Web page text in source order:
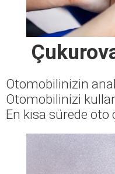
Otomobilinizin
Otomobilinizi
En kısa sürede